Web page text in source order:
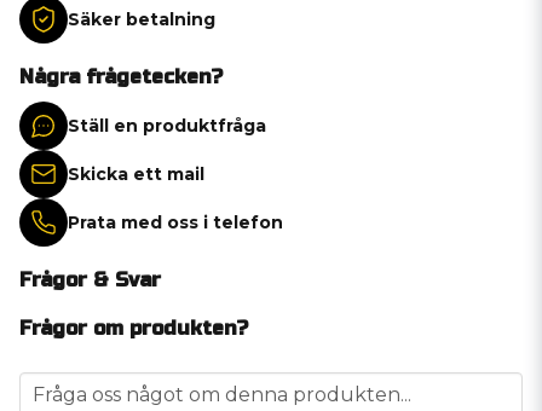
Säker betalning
Några frågetecken?
Ställ en produktfråga
Skicka ett mail
Prata med oss i telefon
Frågor & Svar
Frågor om produkten?
question
Fråga oss något om denna produkten...